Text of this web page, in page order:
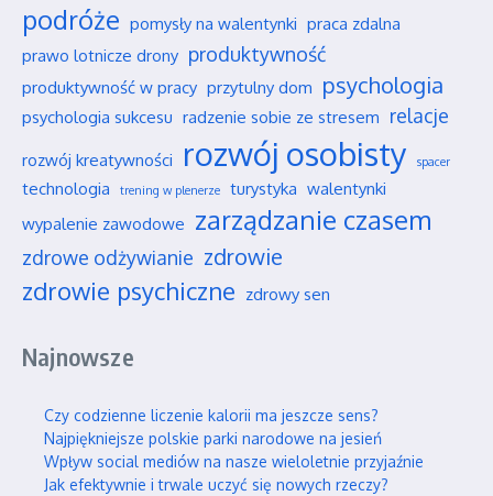
podróże pomysły na walentynki praca zdalna
prawo lotnicze drony produktywność
produktywność w pracy przytulny dom psychologia
psychologia sukcesu radzenie sobie ze stresem relacje
rozwój kreatywności rozwój osobisty spacer
technologia trening w plenerze turystyka walentynki
wypalenie zawodowe zarządzanie czasem
zdrowe odżywianie zdrowie
zdrowie psychiczne zdrowy sen
Najnowsze
Czy codzienne liczenie kalorii ma jeszcze sens?
Najpiękniejsze polskie parki narodowe na jesień
Wpływ social mediów na nasze wieloletnie przyjaźnie
Jak efektywnie i trwale uczyć się nowych rzeczy?